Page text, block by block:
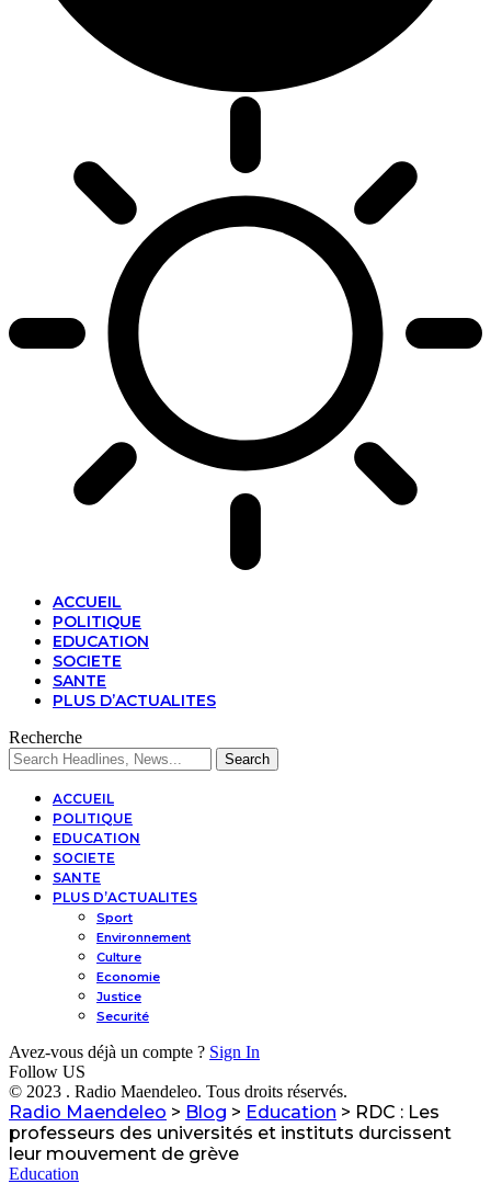
ACCUEIL
POLITIQUE
EDUCATION
SOCIETE
SANTE
PLUS D’ACTUALITES
Recherche
ACCUEIL
POLITIQUE
EDUCATION
SOCIETE
SANTE
PLUS D’ACTUALITES
Sport
Environnement
Culture
Economie
Justice
Securité
Avez-vous déjà un compte ? Sign In
Follow US
© 2023 . Radio Maendeleo. Tous droits réservés.
Radio Maendeleo > Blog > Education > RDC : Les
professeurs des universités et instituts durcissent
leur mouvement de grève
Education